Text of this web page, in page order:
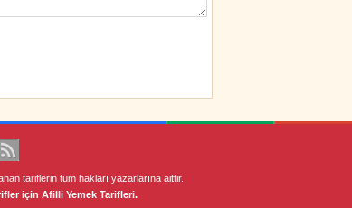
tariflerin tüm hakları yazarlarına aittir.
için Afilli Yemek Tarifleri.